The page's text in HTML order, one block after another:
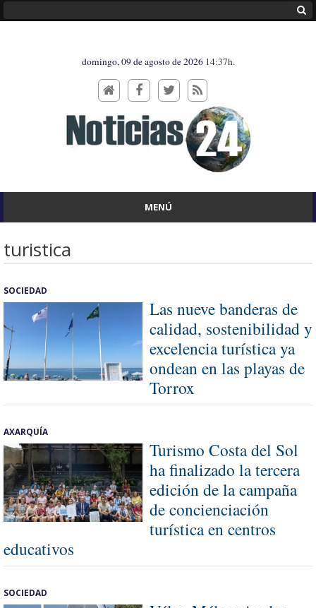
domingo, 09 de agosto de 2026 14:37h.
MENÚ
turistica
SOCIEDAD
Las nueve banderas de
calidad, sostenibilidad y
excelencia turística ya
ondean en las playas de
Torrox
AXARQUÍA
Turismo Costa del Sol
ha finalizado la tercera
edición de la campaña
de concienciación
turística en centros
educativos
SOCIEDAD